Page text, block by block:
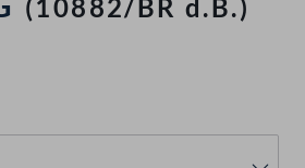
(10882/BR d.B.)